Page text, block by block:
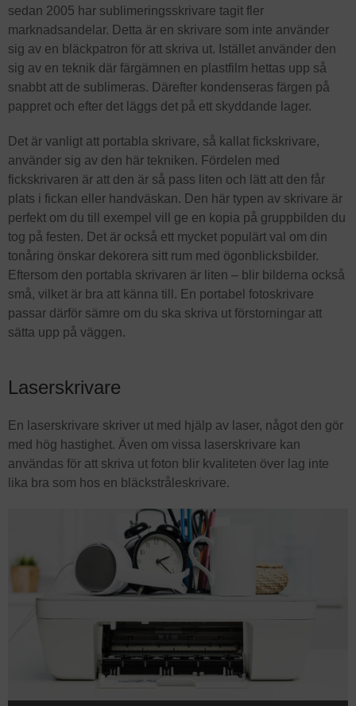
sedan 2005 har sublimeringsskrivare tagit fler
marknadsandelar. Detta är en skrivare som inte använder
sig av en bläckpatron för att skriva ut. Istället använder den
sig av en teknik där färgämnen en plastfilm hettas upp så
snabbt att de sublimeras. Därefter kondenseras färgen på
pappret och efter det läggs det på ett skyddande lager.
Det är vanligt att portabla skrivare, så kallat fickskrivare,
använder sig av den här tekniken. Fördelen med
fickskrivaren är att den är så pass liten och lätt att den får
plats i fickan eller handväskan. Den här typen av skrivare är
perfekt om du till exempel vill ge en kopia på gruppbilden du
tog på festen. Det är också ett mycket populärt val om din
tonåring önskar dekorera sitt rum med ögonblicksbilder.
Eftersom den portabla skrivaren är liten – blir bilderna också
små, vilket är bra att känna till. En portabel fotoskrivare
passar därför sämre om du ska skriva ut förstorningar att
sätta upp på väggen.
Laserskrivare
En laserskrivare skriver ut med hjälp av laser, något den gör
med hög hastighet. Även om vissa laserskrivare kan
användas för att skriva ut foton blir kvaliteten över lag inte
lika bra som hos en bläckstråleskrivare.